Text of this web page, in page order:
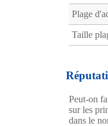
Plage
Taille
Peut-on
sur les
dans le